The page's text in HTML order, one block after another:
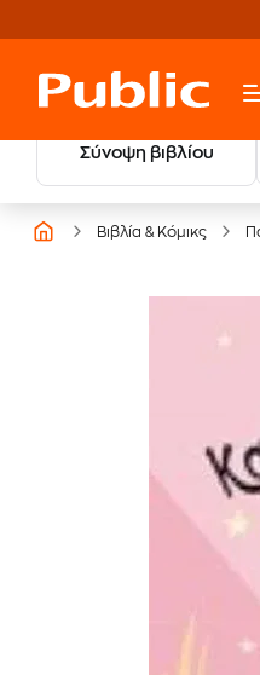
Σύνοψη βιβλίου
Βιβλία & Κόμικς